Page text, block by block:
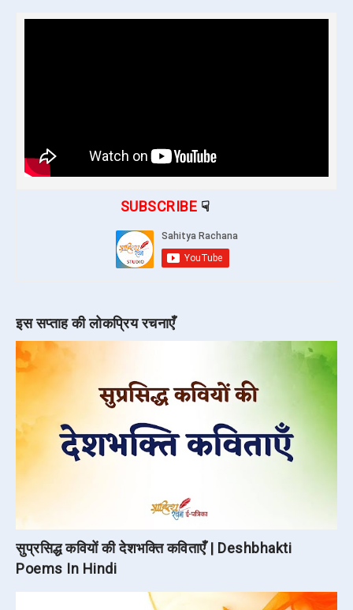
SUBSCRIBE☟
इस सप्ताह की लोकप्रिय रचनाएँ
सुप्रसिद्ध कवियों की देशभक्ति कविताएँ | Deshbhakti
Poems In Hindi